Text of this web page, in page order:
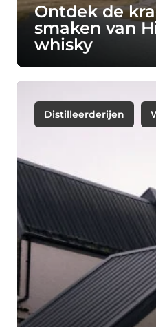
Ontdek de
smaken van
whisky
Distilleerderijen